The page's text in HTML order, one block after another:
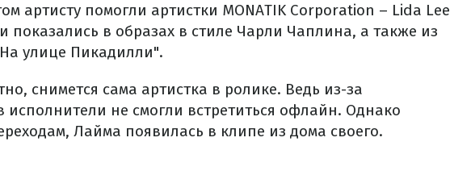
артисту помогли артистки MONATIK Corporation – Lida Lee
показались в образах в стиле Чарли Чаплина, а также из
улице Пикадилли".
снимется сама артистка в ролике. Ведь из-за
исполнители не смогли встретиться офлайн. Однако
Лайма появилась в клипе из дома своего.